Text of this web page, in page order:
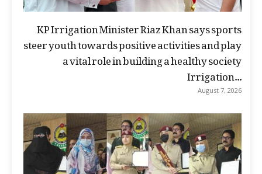
KP Irrigation Minister Riaz Khan says sports
steer youth towards positive activities and play
a vital role in building a healthy society
Irrigation...
August 7, 2026